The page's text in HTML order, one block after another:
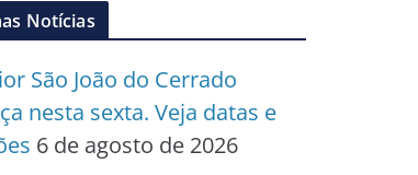
Notícias
São João do Cerrado
nesta sexta. Veja datas e
6 de agosto de 2026